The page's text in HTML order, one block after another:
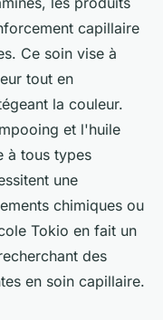
capillaire
Ce soin vise à
tout en
la couleur.
et l'huile
à tous types
une
chimiques ou
Tokio en fait un
des
en soin capillaire.